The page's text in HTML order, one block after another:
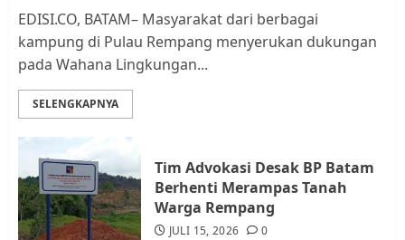
3
Kader Pajak jadi Penghubung
Pemerintah dan Masyarakat di
Datangi Pemko Batam, Warga
Rempang Protes Lahan Mereka
Diambil untuk Sekolah Rakyat
EDISI.CO, BATAM– Masyarakat dari berbagai
kampung di Pulau Rempang menyerukan dukungan
pada Wahana Lingkungan...
SELENGKAPNYA
Tim Advokasi Desak BP Batam
Berhenti Merampas Tanah
Warga Rempang
JULI 15, 2026 0